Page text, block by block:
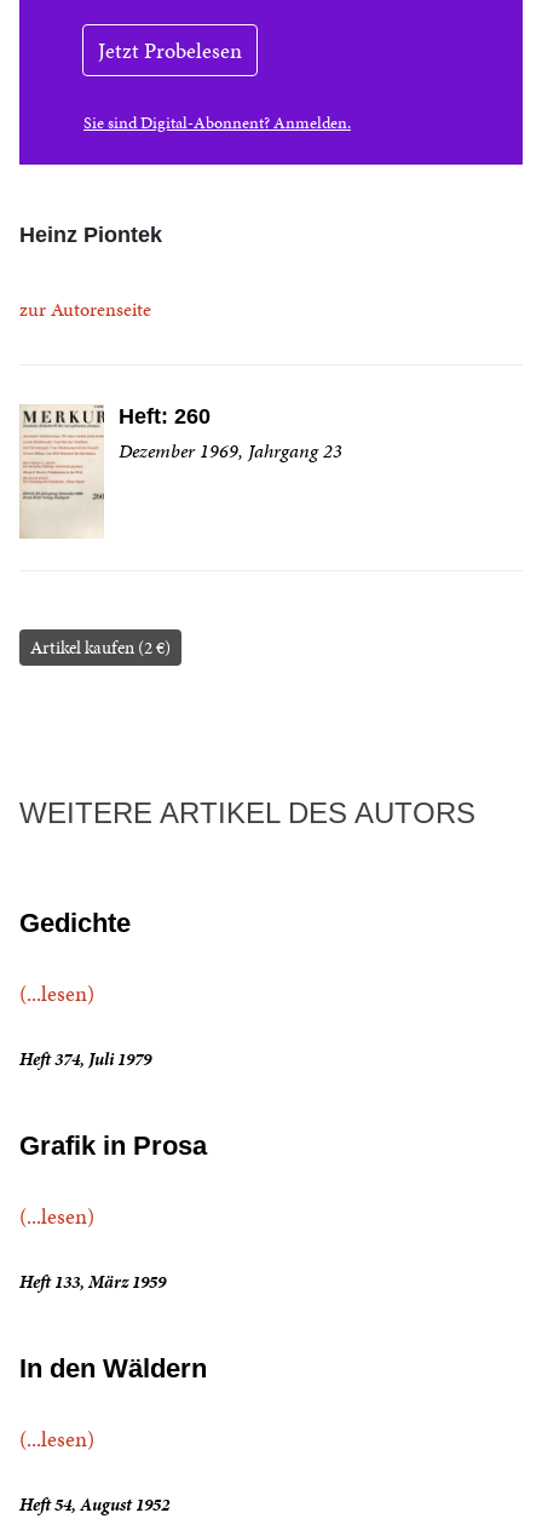
Jetzt Probelesen
Sie sind Digital-Abonnent? Anmelden.
Heinz Piontek
zur Autorenseite
Heft: 260
Dezember 1969, Jahrgang 23
Artikel kaufen (2 €)
WEITERE ARTIKEL DES AUTORS
Gedichte
(...lesen)
Heft 374, Juli 1979
Grafik in Prosa
(...lesen)
Heft 133, März 1959
In den Wäldern
(...lesen)
Heft 54, August 1952